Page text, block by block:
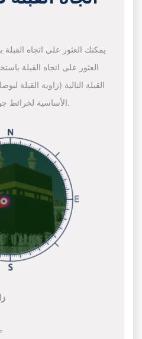
يمكنك العثور على اتجاه
العثور على اتجاه القبلة
القبلة التالية (زاوية القبلة
الأساسية لخرائط جوجل للعثور على اتجاه القبلة.
2.23°